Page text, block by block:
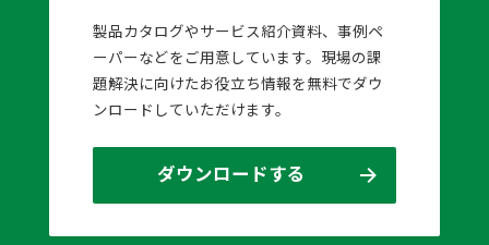
製品カタログやサービス紹介資料、事例ペ
ーパーなどをご用意しています。現場の課
題解決に向けたお役立ち情報を無料でダウ
ンロードしていただけます。
ダウンロードする